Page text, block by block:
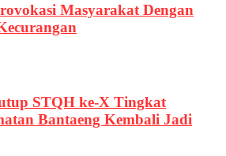
Masyarakat Dengan
STQH ke-X Tingkat
Bantaeng Kembali Jadi